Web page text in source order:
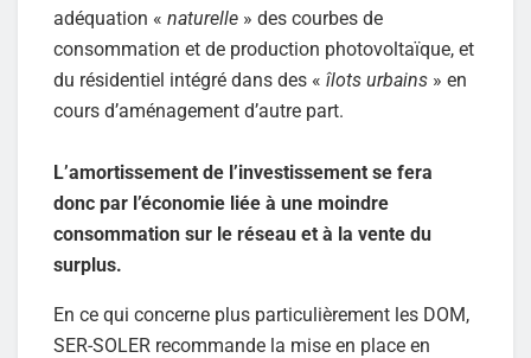
adéquation « naturelle » des courbes de
consommation et de production photovoltaïque, et
du résidentiel intégré dans des « îlots urbains » en
cours d’aménagement d’autre part.
L’amortissement de l’investissement se fera
donc par l’économie liée à une moindre
consommation sur le réseau et à la vente du
surplus.
En ce qui concerne plus particulièrement les DOM,
SER-SOLER recommande la mise en place en